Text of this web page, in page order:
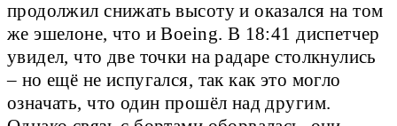
продолжил снижать высоту и оказался на том
же эшелоне, что и Boeing. В 18:41 диспетчер
увидел, что две точки на радаре столкнулись
– но ещё не испугался, так как это могло
означать, что один прошёл над другим.